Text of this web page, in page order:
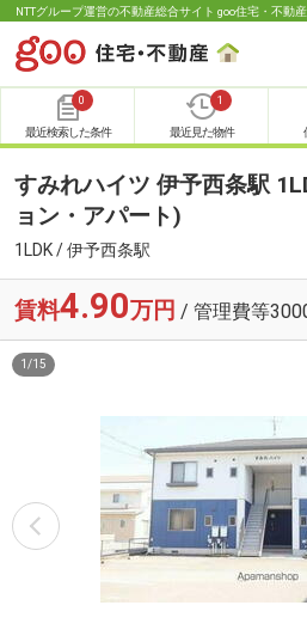
NTTグループ運営の不動産総合サイト goo住宅・不動産
0
最近検索した条件
1
最近見た物件
すみれハイツ 伊予西条駅
ョン・アパート)
1LDK / 伊予西条駅
賃料4.90万円 / 管理費等
1 /15